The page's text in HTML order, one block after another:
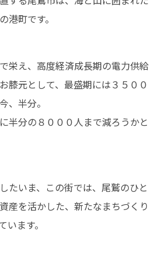
港町です。
栄え、高度経済成長期の電力供給
膝元として、最盛期には３５００
、半分。
半分の８０００人まで減ろうかと
たいま、この街では、尾鷲のひと
産を活かした、新たなまちづくり
ます。